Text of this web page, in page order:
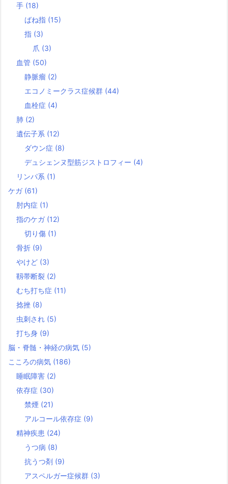
手 (18)
ばね指 (15)
指 (3)
爪 (3)
血管 (50)
静脈瘤 (2)
エコノミークラス症候群 (44)
血栓症 (4)
肺 (2)
遺伝子系 (12)
ダウン症 (8)
デュシェンヌ型筋ジストロフィー (4)
リンパ系 (1)
ケガ (61)
肘内症 (1)
指のケガ (12)
切り傷 (1)
骨折 (9)
やけど (3)
靱帯断裂 (2)
むち打ち症 (11)
捻挫 (8)
虫刺され (5)
打ち身 (9)
脳・脊髄・神経の病気 (5)
こころの病気 (186)
睡眠障害 (2)
依存症 (30)
禁煙 (21)
アルコール依存症 (9)
精神疾患 (24)
うつ病 (8)
抗うつ剤 (9)
アスペルガー症候群 (3)